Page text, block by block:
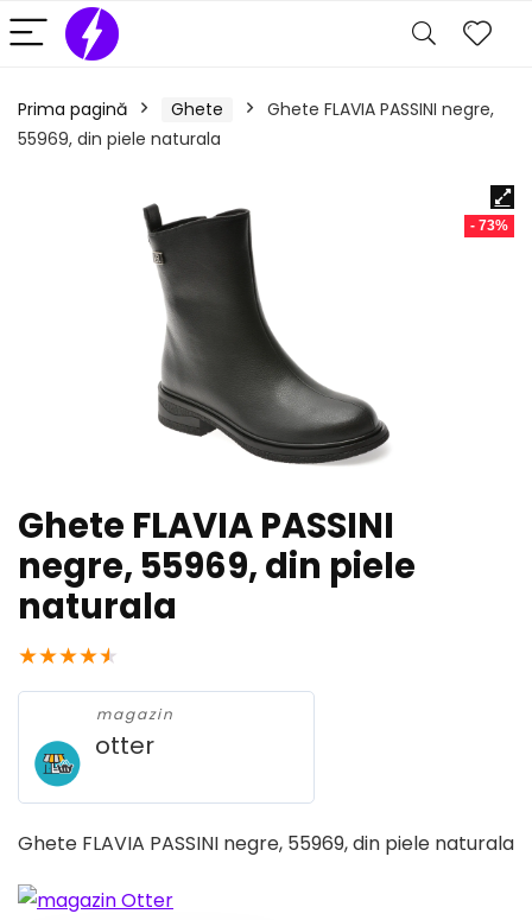
Prima pagină Ghete
Ghete FLAVIA PASSINI negre,
55969, din piele naturala
- 73%
Ghete FLAVIA PASSINI
negre, 55969, din piele
naturala
★★★★★
magazin
otter
Ghete FLAVIA PASSINI negre, 55969, din piele naturala